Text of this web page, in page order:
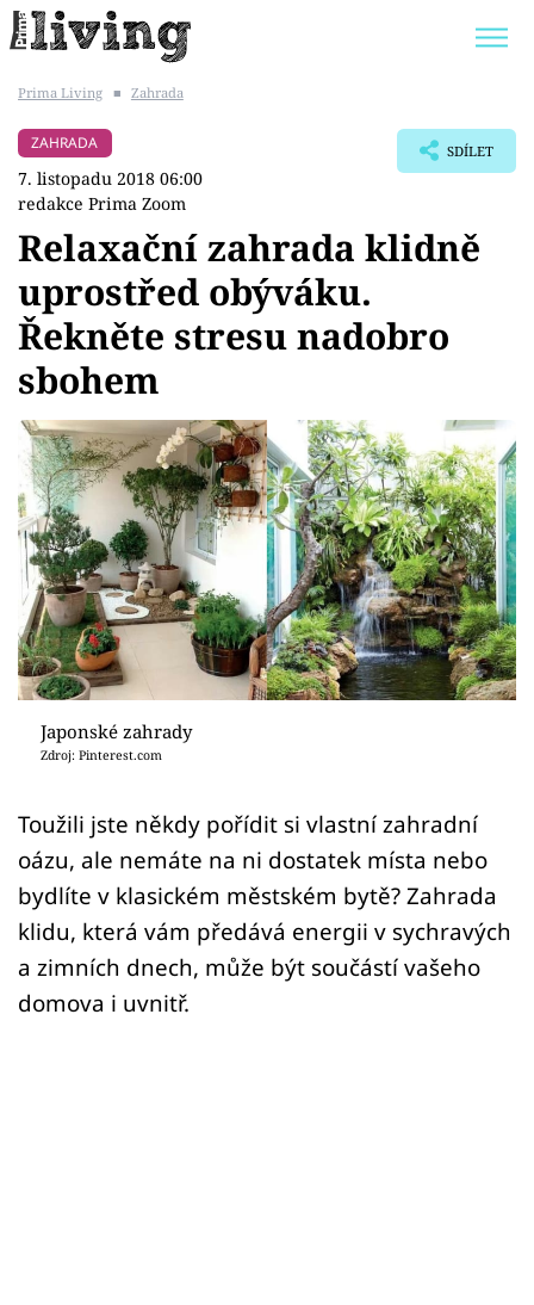
BYDLENÍ SLAVNÝCH
Témata
Bydlení
Zahrada
Design
Sledujte prima+
Přihlášení
Sledujte nás
Prima Living ■ Zahrada
ZAHRADA
7. listopadu 2018 06:00
redakce Prima Zoom
SDÍLET
Relaxační zahrada klidně
uprostřed obýváku.
Řekněte stresu nadobro
sbohem
Japonské zahrady
Zdroj: Pinterest.com
Toužili jste někdy pořídit si vlastní zahradní
oázu, ale nemáte na ni dostatek místa nebo
bydlíte v klasickém městském bytě? Zahrada
klidu, která vám předává energii v sychravých
a zimních dnech, může být součástí vašeho
domova i uvnitř.